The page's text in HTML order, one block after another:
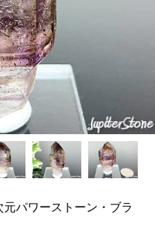
パワーストーン・ブラ